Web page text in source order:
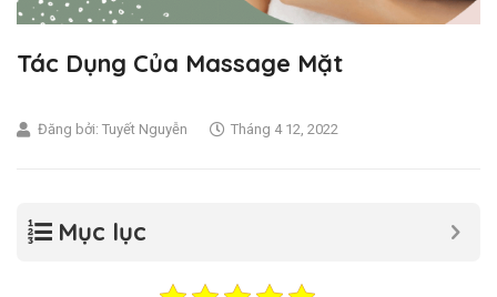
Tác Dụng Của Massage Mặt
Đăng bởi: Tuyết Nguyễn Tháng 4 12, 2022
Mục lục